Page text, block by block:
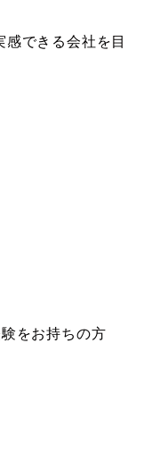
できる会社を目
をお持ちの方